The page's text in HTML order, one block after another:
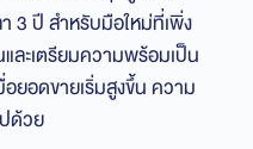
3 ปี สำหรับมือใหม่ที่เพิ่ง
ละเตรียมความพร้อมเป็น
ยอดขายเริ่มสูงขึ้น ความ
ด้วย